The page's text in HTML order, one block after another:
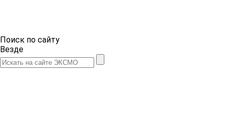
Поиск по сайту
Везде